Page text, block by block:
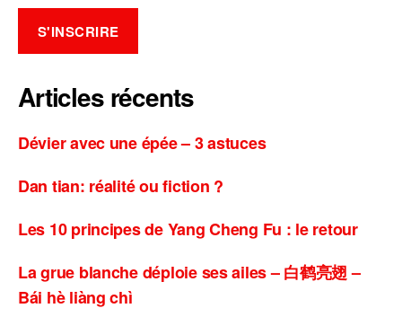
Articles récents
Dévier avec une épée – 3 astuces
Dan tian: réalité ou fiction ?
Les 10 principes de Yang Cheng Fu : le retour
La grue blanche déploie ses ailes – 白鹤亮翅 –
Bái hè liàng chì